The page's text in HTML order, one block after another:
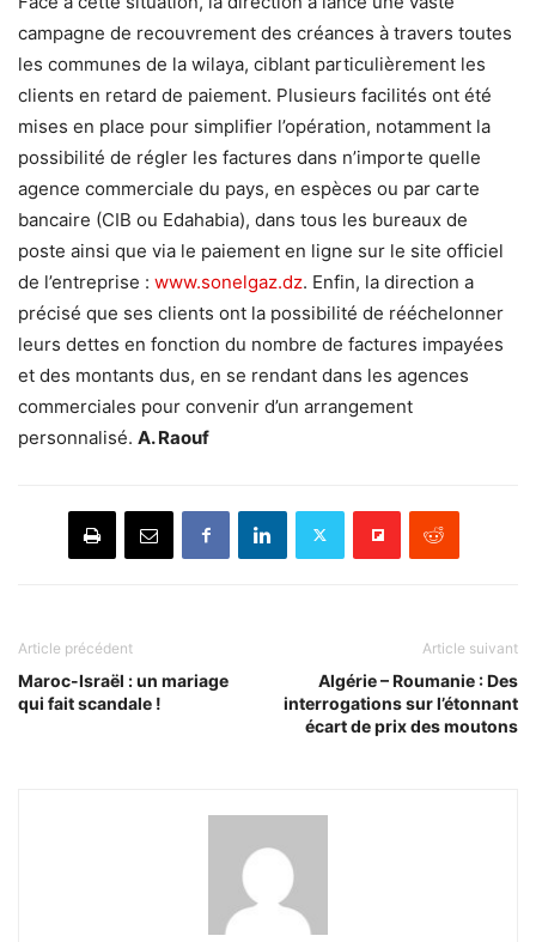
campagne de recouvrement des créances à travers toutes
les communes de la wilaya, ciblant particulièrement les
clients en retard de paiement. Plusieurs facilités ont été
mises en place pour simplifier l’opération, notamment la
possibilité de régler les factures dans n’importe quelle
agence commerciale du pays, en espèces ou par carte
bancaire (CIB ou Edahabia), dans tous les bureaux de
poste ainsi que via le paiement en ligne sur le site officiel
de l’entreprise : www.sonelgaz.dz. Enfin, la direction a
précisé que ses clients ont la possibilité de rééchelonner
leurs dettes en fonction du nombre de factures impayées
et des montants dus, en se rendant dans les agences
commerciales pour convenir d’un arrangement
personnalisé. A. Raouf
Article précédent
Maroc-Israël : un mariage
qui fait scandale !
Article suivant
Algérie – Roumanie : Des
interrogations sur l’étonnant
écart de prix des moutons